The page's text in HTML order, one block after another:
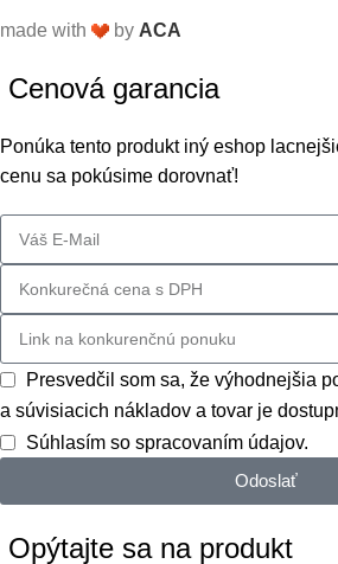
made with by ACA
Cenová garancia
Ponúka tento produkt iný eshop
cenu sa pokúsime dorovnať!
Presvedčil som sa, že výhodnejšia
a súvisiacich nákladov a tovar je
Súhlasím so spracovaním údajov.
Odoslať
Opýtajte sa na produkt